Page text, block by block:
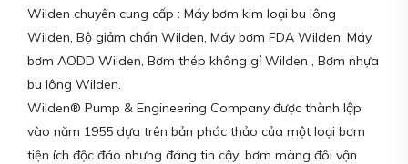
Wilden chuyên cung cấp : Máy bơm kim loại bu lông
Wilden, Bộ giảm chấn Wilden, Máy bơm FDA Wilden, Máy
bơm AODD Wilden, Bơm thép không gỉ Wilden , Bơm nhựa
bu lông Wilden.
Wilden® Pump & Engineering Company được thành lập
vào năm 1955 dựa trên bản phác thảo của một loại bơm
tiện ích độc đáo nhưng đáng tin cậy: bơm màng đôi vận